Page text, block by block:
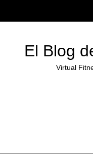
El Blog
Virtual